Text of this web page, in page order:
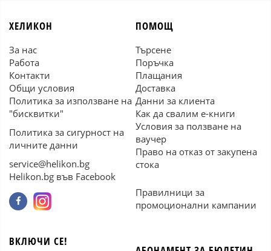
ХЕЛИКОН
За нас
Работа
Контакти
Общи условия
Политика за използване на
"бисквитки"
Политика за сигурност на
личните данни
service@helikon.bg
Helikon.bg във Facebook
ПОМОЩ
Търсене
Поръчка
Плащания
Доставка
Данни за клиента
Как да свалим е-книги
Условия за ползване на
ваучер
Право на отказ от закупена
стока
Правилници за
промоционални кампании
ВКЛЮЧИ СЕ!